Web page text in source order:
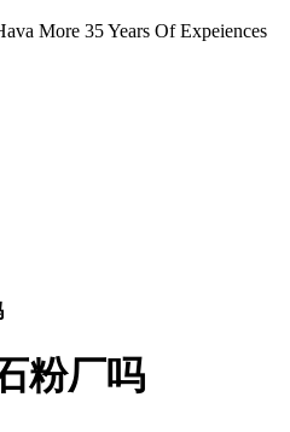
More 35 Years Of Expeiences
粉厂吗